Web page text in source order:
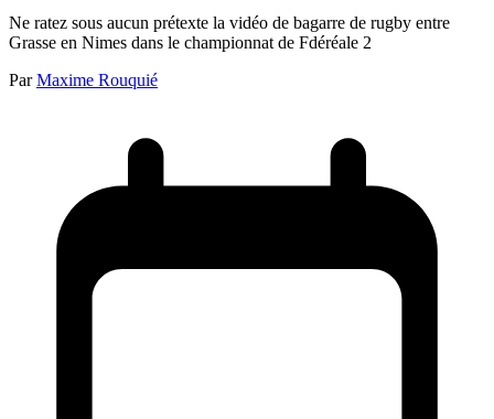
Ne ratez sous aucun prétexte la vidéo de bagarre de rugby entre
Grasse en Nimes dans le championnat de Fdéréale 2
Par Maxime Rouquié